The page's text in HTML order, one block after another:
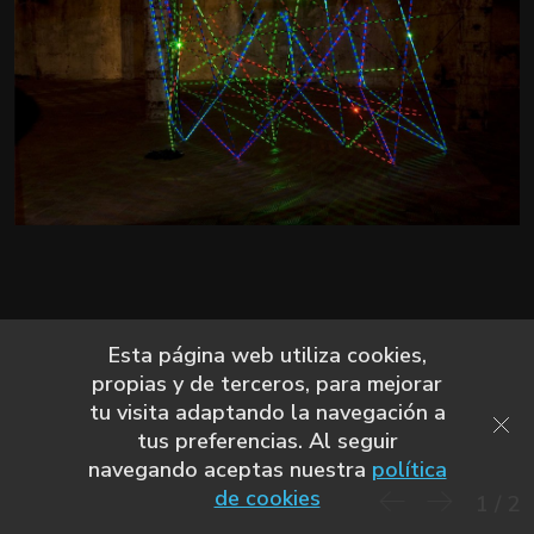
Esta página web utiliza cookies,
propias y de terceros, para mejorar
tu visita adaptando la navegación a
tus preferencias. Al seguir
navegando aceptas nuestra política
de cookies